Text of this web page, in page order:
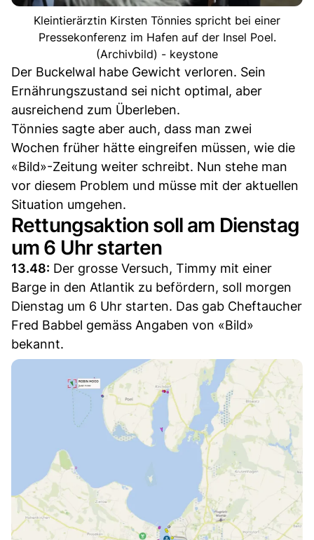
Kleintierärztin Kirsten Tönnies spricht bei einer
Pressekonferenz im Hafen auf der Insel Poel.
(Archivbild) - keystone
Der Buckelwal habe Gewicht verloren. Sein
Ernährungszustand sei nicht optimal, aber
ausreichend zum Überleben.
Tönnies sagte aber auch, dass man zwei
Wochen früher hätte eingreifen müssen, wie die
«Bild»-Zeitung weiter schreibt. Nun stehe man
vor diesem Problem und müsse mit der aktuellen
Situation umgehen.
Rettungsaktion soll am Dienstag
um 6 Uhr starten
13.48: Der grosse Versuch, Timmy mit einer
Barge in den Atlantik zu befördern, soll morgen
Dienstag um 6 Uhr starten. Das gab Cheftaucher
Fred Babbel gemäss Angaben von «Bild»
bekannt.